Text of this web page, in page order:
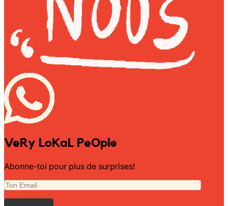
VeRy LoKaL PeOple
Abonne-toi pour plus de surprises!